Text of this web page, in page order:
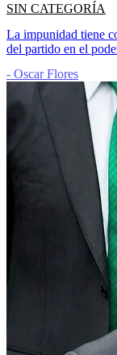
SIN CATEGORÍA
La impunidad tiene
del partido en el
- Oscar Flores